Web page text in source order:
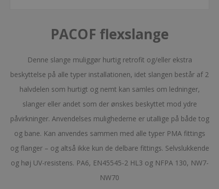
PACOF flexslange
Denne slange muliggør hurtig retrofit og/eller ekstra
beskyttelse på alle typer installationen, idet slangen består af 2
halvdelen som hurtigt og nemt kan samles om ledninger,
slanger eller andet som der ønskes beskyttet mod ydre
påvirkninger. Anvendelses mulighederne er utallige på både tog
og bane. Kan anvendes sammen med alle typer PMA fittings
og flanger – og altså ikke kun de delbare fittings. Selvslukkende
og høj UV-resistens. PA6, EN45545-2 HL3 og NFPA 130, NW7-
NW70